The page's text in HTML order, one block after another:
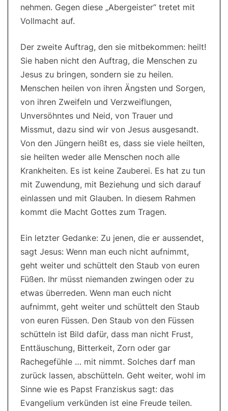
nehmen. Gegen diese „Abergeister“ tretet mit
Vollmacht auf.
Der zweite Auftrag, den sie mitbekommen: heilt!
Sie haben nicht den Auftrag, die Menschen zu
Jesus zu bringen, sondern sie zu heilen.
Menschen heilen von ihren Ängsten und Sorgen,
von ihren Zweifeln und Verzweiflungen,
Unversöhntes und Neid, von Trauer und
Missmut, dazu sind wir von Jesus ausgesandt.
Von den Jüngern heißt es, dass sie viele heilten,
sie heilten weder alle Menschen noch alle
Krankheiten. Es ist keine Zauberei. Es hat zu tun
mit Zuwendung, mit Beziehung und sich darauf
einlassen und mit Glauben. In diesem Rahmen
kommt die Macht Gottes zum Tragen.
Ein letzter Gedanke: Zu jenen, die er aussendet,
sagt Jesus: Wenn man euch nicht aufnimmt,
geht weiter und schüttelt den Staub von euren
Füßen. Ihr müsst niemanden zwingen oder zu
etwas überreden. Wenn man euch nicht
aufnimmt, geht weiter und schüttelt den Staub
von euren Füssen. Den Staub von den Füssen
schütteln ist Bild dafür, dass man nicht Frust,
Enttäuschung, Bitterkeit, Zorn oder gar
Rachegefühle … mit nimmt. Solches darf man
zurück lassen, abschütteln. Geht weiter, wohl im
Sinne wie es Papst Franziskus sagt: das
Evangelium verkünden ist eine Freude teilen.